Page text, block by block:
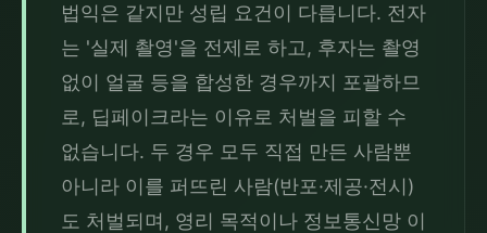
법익은 같지만 성립 요건이 다릅니다. 전자
는 '실제 촬영'을 전제로 하고, 후자는 촬영
없이 얼굴 등을 합성한 경우까지 포괄하므
로, 딥페이크라는 이유로 처벌을 피할 수
없습니다. 두 경우 모두 직접 만든 사람뿐
아니라 이를 퍼뜨린 사람(반포·제공·전시)
도 처벌되며, 영리 목적이나 정보통신망 이